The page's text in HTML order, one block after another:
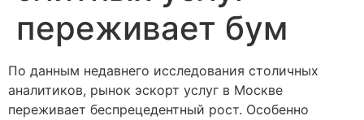
переживает бум
По данным недавнего исследования столичных
аналитиков, рынок эскорт услуг в Москве
переживает беспрецедентный рост. Особенно